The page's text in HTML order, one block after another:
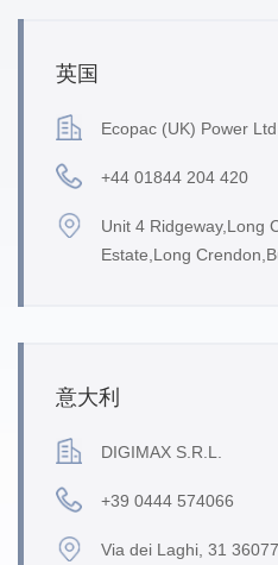
英国
Ecopac (UK) Power Ltd
+44 01844 204 420
Unit 4 Ridgeway,Long
Estate,Long
意大利
DIGIMAX S.R.L.
+39 0444 574066
Via dei Laghi, 31